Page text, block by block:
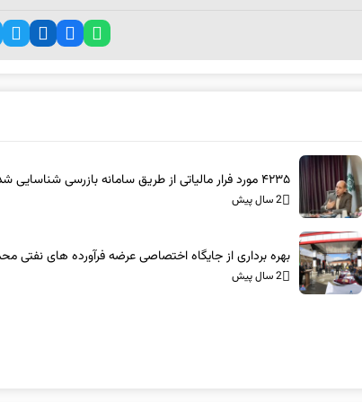
۴۲۳۵ مورد فرار مالیاتی از طریق سامانه بازرسی شناسایی شد
2 سال پیش
بهره برداری از جایگاه اختصاصی عرضه فرآورده های نفتی
2 سال پیش